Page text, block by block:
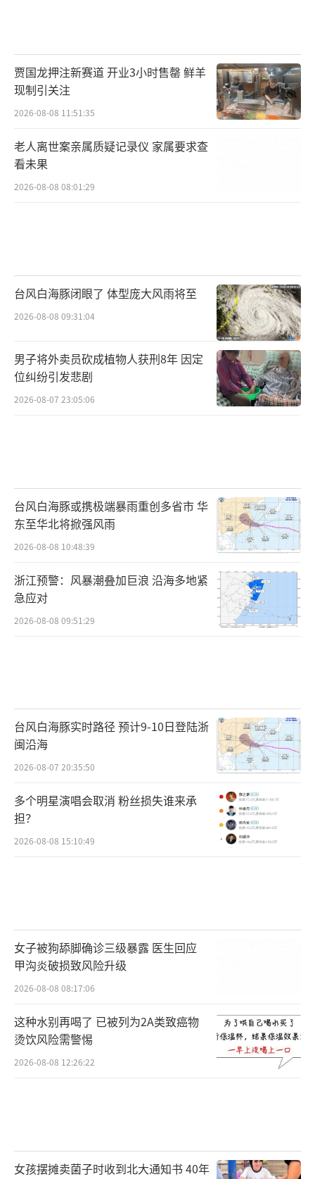
贾国龙押注新赛道 开业3小时售罄 鲜羊
现制引关注
2026-08-08 11:51:35
老人离世案亲属质疑记录仪 家属要求查
看未果
2026-08-08 08:01:29
台风白海豚闭眼了 体型庞大风雨将至
2026-08-08 09:31:04
男子将外卖员砍成植物人获刑8年 因定
位纠纷引发悲剧
2026-08-07 23:05:06
台风白海豚或携极端暴雨重创多省市 华
东至华北将掀强风雨
2026-08-08 10:48:39
浙江预警：风暴潮叠加巨浪 沿海多地紧
急应对
2026-08-08 09:51:29
台风白海豚实时路径 预计9-10日登陆浙
闽沿海
2026-08-07 20:35:50
多个明星演唱会取消 粉丝损失谁来承
担？
2026-08-08 15:10:49
女子被狗舔脚确诊三级暴露 医生回应
甲沟炎破损致风险升级
2026-08-08 08:17:06
这种水别再喝了 已被列为2A类致癌物
烫饮风险需警惕
2026-08-08 12:26:22
女孩摆摊卖菌子时收到北大通知书 40年